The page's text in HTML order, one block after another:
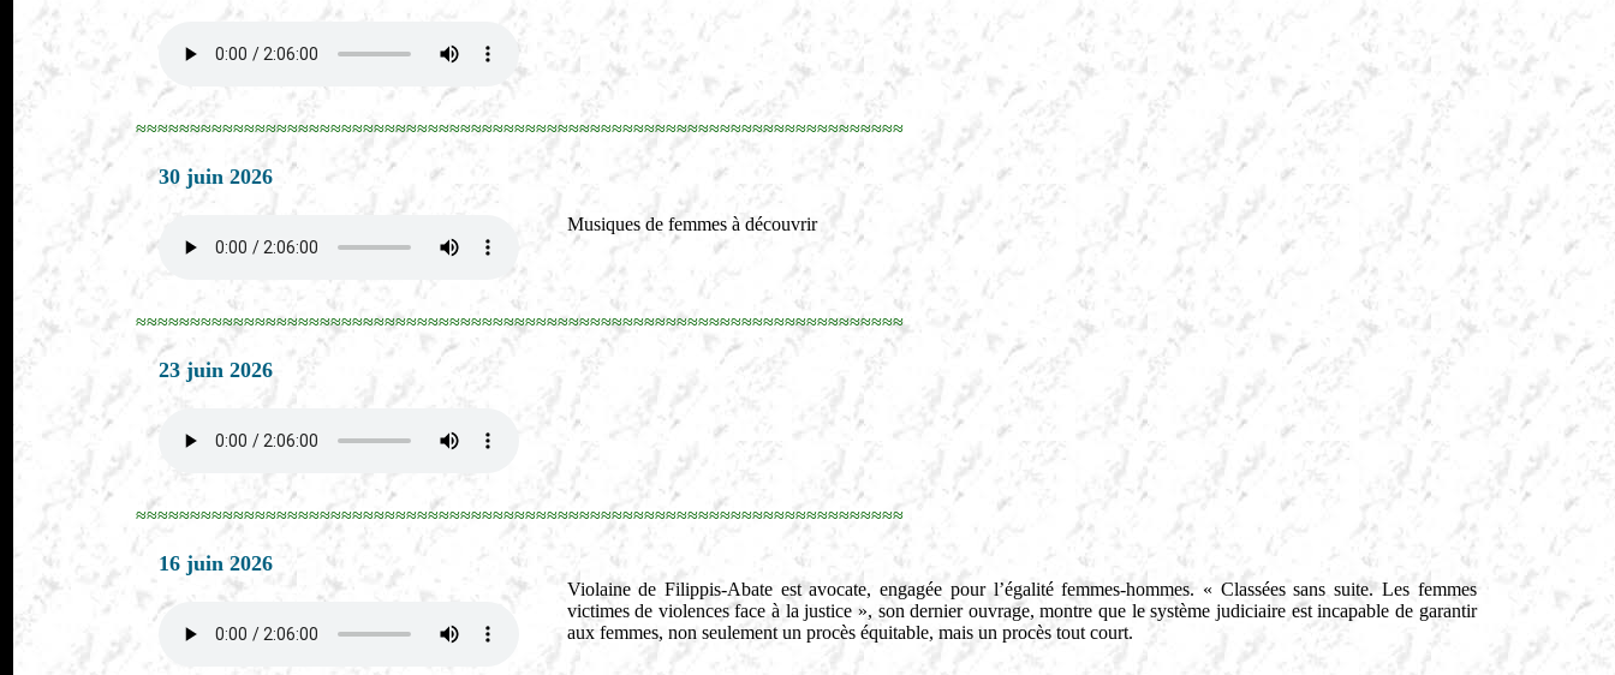
≈≈≈≈≈≈≈≈≈≈≈≈≈≈≈≈≈≈≈≈≈≈≈≈≈≈≈≈≈≈≈≈≈≈≈≈≈≈≈≈≈≈≈≈≈≈≈≈≈≈≈≈≈≈≈≈≈≈≈≈≈≈≈≈≈≈≈≈≈≈≈
30 juin 2026
Musiques de femmes à découvrir
≈≈≈≈≈≈≈≈≈≈≈≈≈≈≈≈≈≈≈≈≈≈≈≈≈≈≈≈≈≈≈≈≈≈≈≈≈≈≈≈≈≈≈≈≈≈≈≈≈≈≈≈≈≈≈≈≈≈≈≈≈≈≈≈≈≈≈≈≈≈≈
23 juin 2026
≈≈≈≈≈≈≈≈≈≈≈≈≈≈≈≈≈≈≈≈≈≈≈≈≈≈≈≈≈≈≈≈≈≈≈≈≈≈≈≈≈≈≈≈≈≈≈≈≈≈≈≈≈≈≈≈≈≈≈≈≈≈≈≈≈≈≈≈≈≈≈
16 juin 2026
Violaine de Filippis-Abate est avocate, engagée pour l’égalité femmes-hommes. « Classées sans suite. Les femmes
victimes de violences face à la justice », son dernier ouvrage, montre que le système judiciaire est incapable de garantir
aux femmes, non seulement un procès équitable, mais un procès tout court.